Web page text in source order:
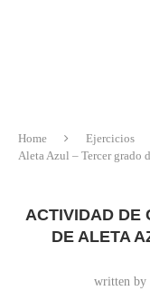
Home Ejercicios
Aleta Azul – Tercer grado
ACTIVIDAD DE
DE ALETA
written by